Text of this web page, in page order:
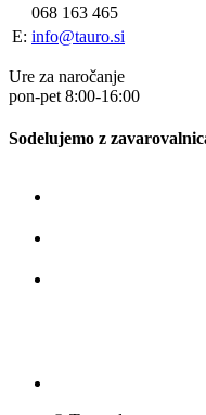
068 163 465
E: info@tauro.si
Ure za naročanje
pon-pet 8:00-16:00
Sodelujemo z